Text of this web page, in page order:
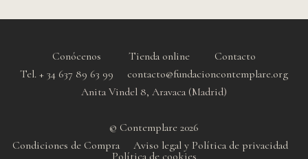
Conócenos Tienda online
Contacto
Tel. + 34 637 89 63 99 contacto@fundacioncontemplare.org
Anita Vindel 8, Aravaca (Madrid)
© Contemplare 2026
Condiciones de Compra
Aviso legal y Política de privacidad